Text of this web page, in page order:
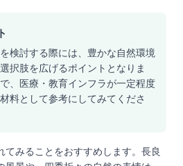
検討する際には、豊かな自然環境
択肢を広げるポイントとなりま
、医療・教育インフラが一定程度
料として参考にしてみてくださ
てみることをおすすめします。長良